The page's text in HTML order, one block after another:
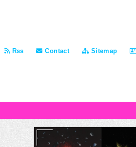
Rss Contact Sitemap